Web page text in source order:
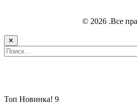
© 2026 .Все
✕
Топ Новинка! 9